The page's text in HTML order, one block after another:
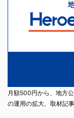
月額500円から、地方
の運用の拡大、取材記